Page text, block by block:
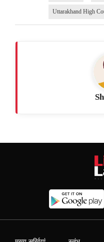
Uttarakhand High